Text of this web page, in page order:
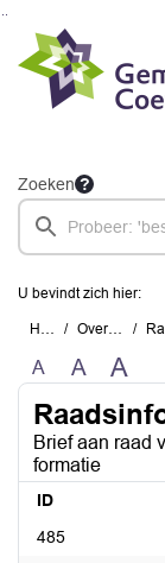
Ga naar de inhoud van
Ga naar het zoeken
Ga naar het menu
Zoeken
U bevindt zich hier:
Home Overzichten
A A A
Brief aan raad
formatie
ID
485